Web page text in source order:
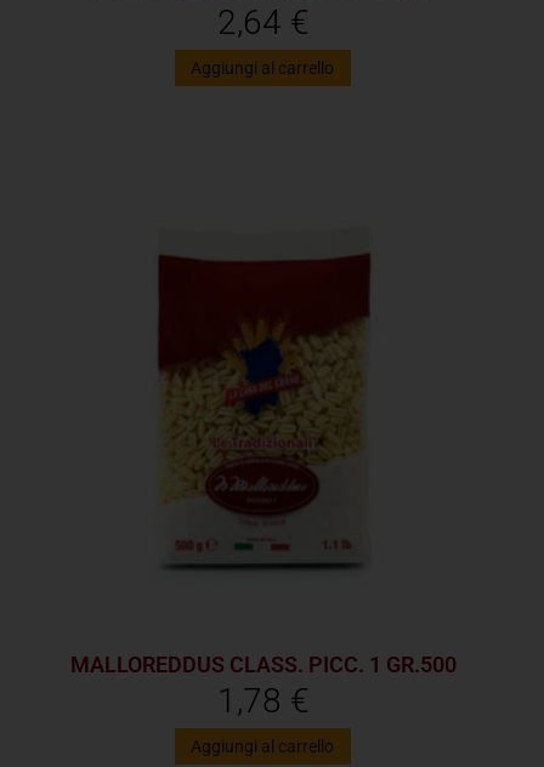
2,64 €
Aggiungi al carrello
MALLOREDDUS CLASS. PICC. 1 GR.500
1,78 €
Aggiungi al carrello